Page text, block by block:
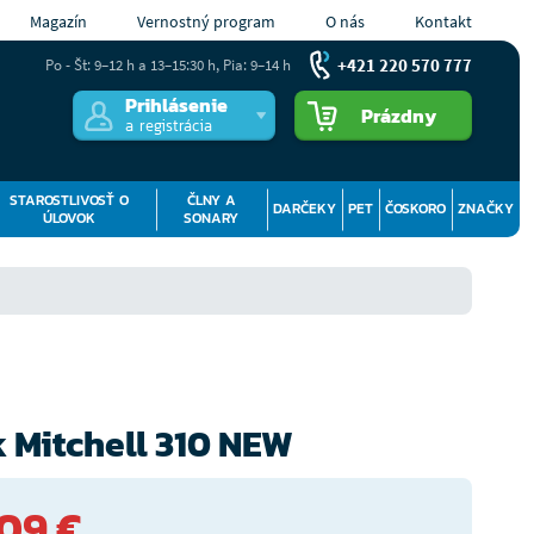
Magazín Vernostný program O nás Kontakt
Prihlásenie
a registrácia Prázdny
STAROSTLIVOSŤ O
ÚLOVOK
ČLNY A
SONARY
DARČEKY PET ČOSKORO ZNAČKY
Po - Št: 9–12 h a 13–15:30 h, Pia: 9–14 h +421 220 570 777
310 NEW